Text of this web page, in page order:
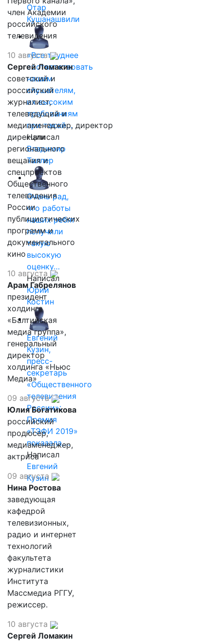
Отар
Кушанашвили
«Все труднее
соответствовать
нашим
слушателям,
их высоким
требованиям
при такой…
Написал
Владимир
Таллер
Очень рад,
что работы
наших ребят
получили
такую
высокую
оценку…
Написал
Юрий
Костин
Евгений
Кузин,
пресс-
секретарь
«Общественного
телевидения
России»:
Премия
«ТЭФИ 2019»
показала,…
Написал
Евгений
Кузин
член Академии
российского
телевидения
10 августа
Сергей Ломакин
советский и
российский
журналист,
телеведущий и
медиаменеджер, директор
дирекции
регионального
вещания и
спецпроектов
Общественного
телевидения
России
публицистических
программ и
документального
кино
10 августа
Арам Габрелянов
президент
холдинга
«Балтийская
медиа группа»,
генеральный
директор
холдинга «Ньюс
Медиа»
09 августа
Юлия Богатикова
российский
продюсер,
медиаменеджер,
актриса
09 августа
Нина Ростова
заведующая
кафедрой
телевизионных,
радио и интернет
технологий
факультета
журналистики
Института
Массмедиа РГГУ,
режиссер.
10 августа
Сергей Ломакин